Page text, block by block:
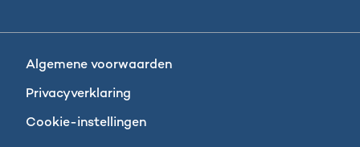
Algemene voorwaarden
Privacyverklaring
Cookie-instellingen